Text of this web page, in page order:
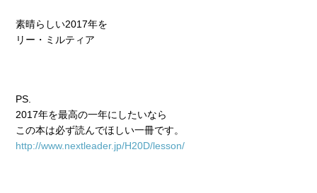
素晴らしい2017年を
リー・ミルティア
PS.
2017年を最高の一年にしたいなら
この本は必ず読んでほしい一冊です。
http://www.nextleader.jp/H20D/lesson/